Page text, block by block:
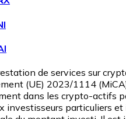
de services sur
(UE) 2023/1114
dans les crypto-actifs
investisseurs particuliers et